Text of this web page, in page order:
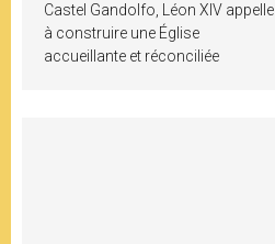
Castel Gandolfo, Léon XIV appelle
à construire une Église
accueillante et réconciliée